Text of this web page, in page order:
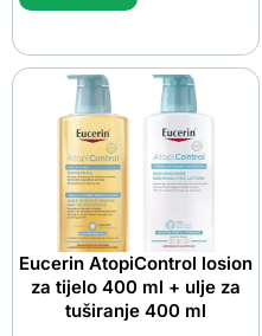
Eucerin AtopiControl losion
za tijelo 400 ml + ulje za
tuširanje 400 ml